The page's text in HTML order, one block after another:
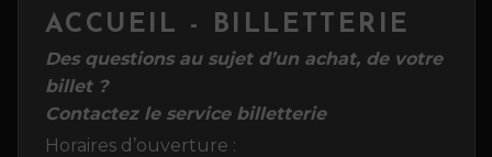
ACCUEIL - BILLETTERIE
Des questions au sujet d’un achat, de votre
billet ?
Contactez le service billetterie
Horaires d’ouverture :